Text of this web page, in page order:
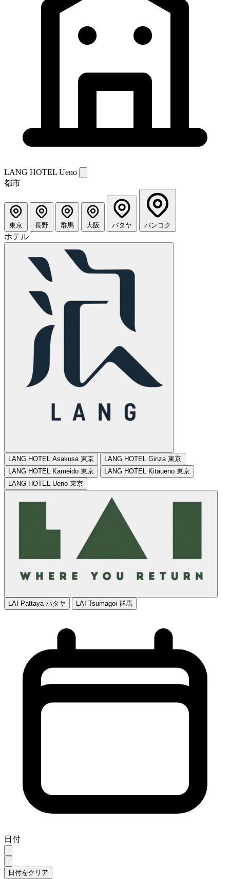
LANG HOTEL Ueno
都市
東京 長野 群馬 大阪 パタヤ バンコク
ホテル
LANG HOTEL Asakusa 東京 LANG HOTEL Ginza 東京
LANG HOTEL Kameido 東京 LANG HOTEL Kitaueno 東京
LANG HOTEL Ueno 東京
LAI Pattaya パタヤ LAI Tsumagoi 群馬
日付
日付をクリア